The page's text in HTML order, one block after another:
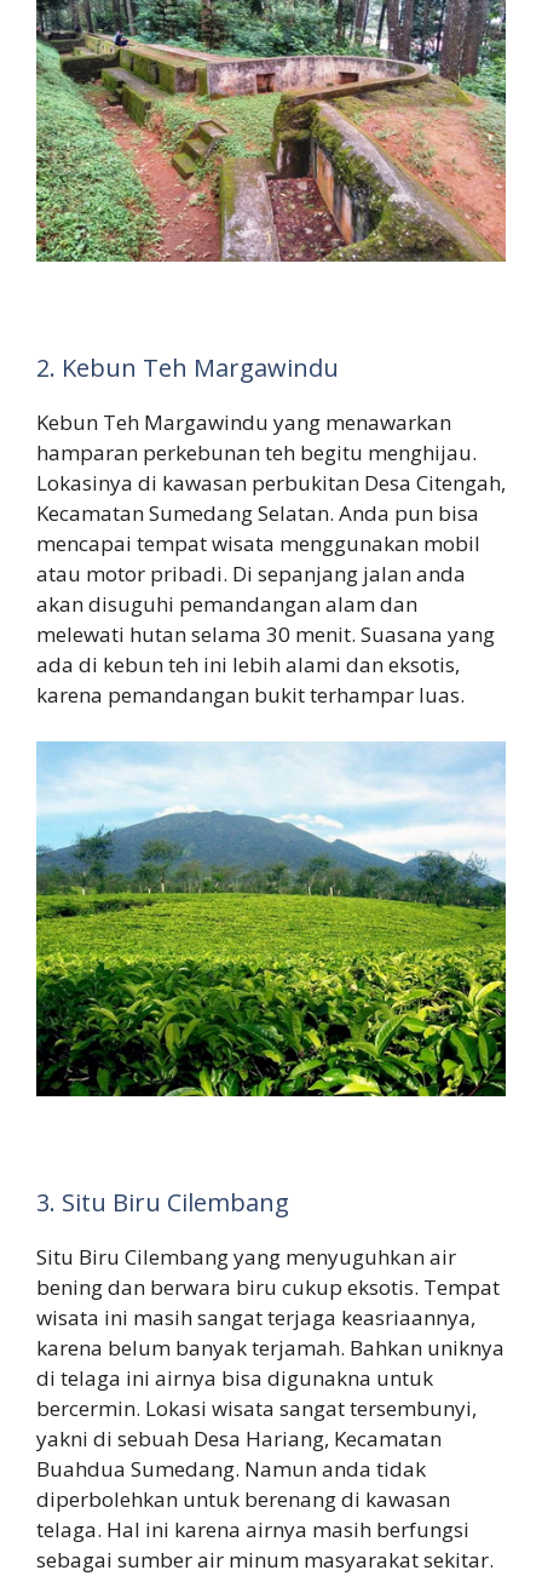
2. Kebun Teh Margawindu
Kebun Teh Margawindu yang menawarkan
hamparan perkebunan teh begitu menghijau.
Lokasinya di kawasan perbukitan Desa Citengah,
Kecamatan Sumedang Selatan. Anda pun bisa
mencapai tempat wisata menggunakan mobil
atau motor pribadi. Di sepanjang jalan anda
akan disuguhi pemandangan alam dan
melewati hutan selama 30 menit. Suasana yang
ada di kebun teh ini lebih alami dan eksotis,
karena pemandangan bukit terhampar luas.
3. Situ Biru Cilembang
Situ Biru Cilembang yang menyuguhkan air
bening dan berwara biru cukup eksotis. Tempat
wisata ini masih sangat terjaga keasriaannya,
karena belum banyak terjamah. Bahkan uniknya
di telaga ini airnya bisa digunakna untuk
bercermin. Lokasi wisata sangat tersembunyi,
yakni di sebuah Desa Hariang, Kecamatan
Buahdua Sumedang. Namun anda tidak
diperbolehkan untuk berenang di kawasan
telaga. Hal ini karena airnya masih berfungsi
sebagai sumber air minum masyarakat sekitar.